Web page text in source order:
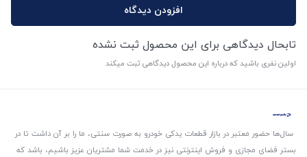
افزودن دیدگاه
تابحال دیدگاهی برای این محصول ثبت نشده
اولین نفری باشید که درباره این محصول دیدگاهی ثبت میکند
سال‌ها حضور معتبر در بازار قطعات یدکی خودرو به صورت سنتی، ما را بر آن داشت تا در
بستر فضای مجازی و فروش اینترنتی نیز در خدمت شما مشتریان عزیز باشیم، باشد که